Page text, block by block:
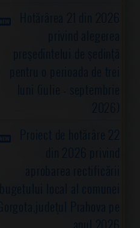
Hotărârea 21 din 2026
privind alegerea
preşedintelui de şedinţă
pentru o perioada de trei
luni (iulie - septembrie
2026)
Proiect de hotărâre 22
din 2026 privind
aprobarea rectificării
bugetului local al comunei
Gorgota,judeţul Prahova pe
anul 2026